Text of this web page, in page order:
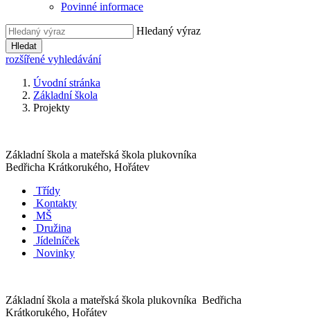
Povinné informace
Hledaný výraz
Hledat
rozšířené vyhledávání
Úvodní stránka
Základní škola
Projekty
Základní škola a mateřská škola plukovníka
Bedřicha Krátkorukého, Hořátev
Třídy
Kontakty
MŠ
Družina
Jídelníček
Novinky
Základní škola a mateřská škola plukovníka Bedřicha
Krátkorukého, Hořátev